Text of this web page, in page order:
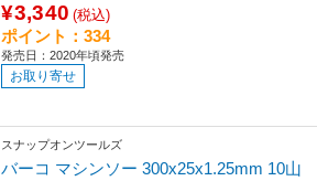
¥3,340 (税込)
ポイント：334
発売日：2020年頃発売
お取り寄せ
スナップオンツールズ
バーコ マシンソー 300x25x1.25mm 10山